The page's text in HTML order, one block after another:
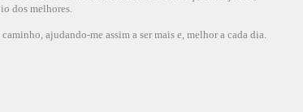
dos melhores.
ajudando-me assim a ser mais e, melhor a cada dia.